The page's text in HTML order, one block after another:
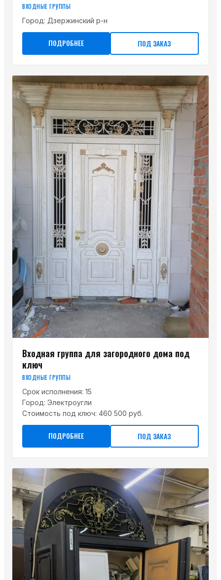
ВХОДНЫЕ ГРУППЫ
Город: Дзержинский р-н
ПОДРОБНЕЕ ПОД ЗАКАЗ
Входная группа для загородного дома под
ключ
ВХОДНЫЕ ГРУППЫ
Срок исполнения: 15
Город: Электроугли
Стоимость под ключ: 460 500 руб.
ПОДРОБНЕЕ ПОД ЗАКАЗ